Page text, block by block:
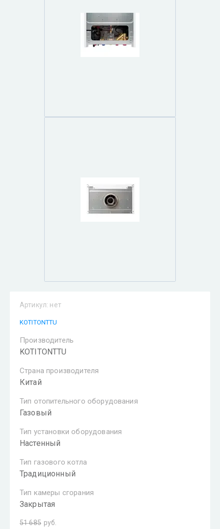
Артикул: нет
KOTITONTTU
Производитель
KOTITONTTU
Страна производителя
Китай
Тип отопительного оборудования
Газовый
Тип установки оборудования
Настенный
Тип газового котла
Традиционный
Тип камеры сгорания
Закрытая
51 685 руб.